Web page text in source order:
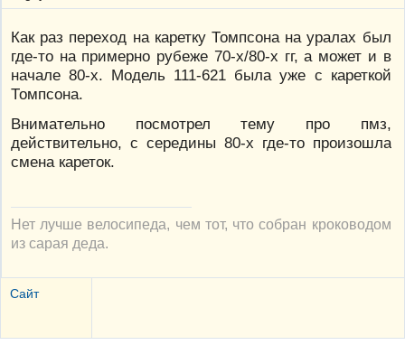
Как раз переход на каретку Томпсона на уралах был
где-то на примерно рубеже 70-х/80-х гг, а может и в
начале 80-х. Модель 111-621 была уже с кареткой
Томпсона.
Внимательно посмотрел тему про пмз,
действительно, с середины 80-х где-то произошла
смена кареток.
Нет лучше велосипеда, чем тот, что собран кроководом
из сарая деда.
Сайт